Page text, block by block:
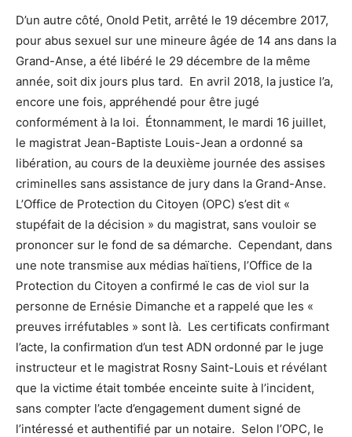
D’un autre côté, Onold Petit, arrêté le 19 décembre 2017,
pour abus sexuel sur une mineure âgée de 14 ans dans la
Grand-Anse, a été libéré le 29 décembre de la même
année, soit dix jours plus tard. En avril 2018, la justice l’a,
encore une fois, appréhendé pour être jugé
conformément à la loi. Étonnamment, le mardi 16 juillet,
le magistrat Jean-Baptiste Louis-Jean a ordonné sa
libération, au cours de la deuxième journée des assises
criminelles sans assistance de jury dans la Grand-Anse.
L’Office de Protection du Citoyen (OPC) s’est dit «
stupéfait de la décision » du magistrat, sans vouloir se
prononcer sur le fond de sa démarche. Cependant, dans
une note transmise aux médias haïtiens, l’Office de la
Protection du Citoyen a confirmé le cas de viol sur la
personne de Ernésie Dimanche et a rappelé que les «
preuves irréfutables » sont là. Les certificats confirmant
l’acte, la confirmation d’un test ADN ordonné par le juge
instructeur et le magistrat Rosny Saint-Louis et révélant
que la victime était tombée enceinte suite à l’incident,
sans compter l’acte d’engagement dument signé de
l’intéressé et authentifié par un notaire. Selon l’OPC, le